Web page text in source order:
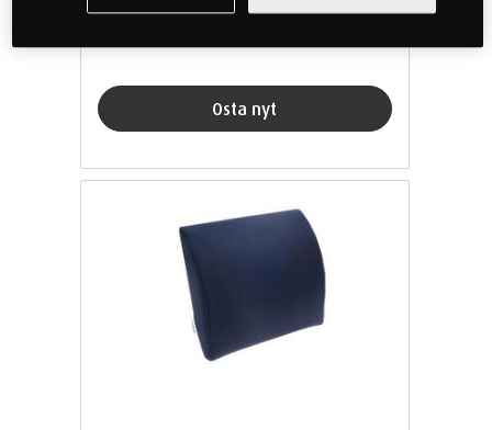
285,00 €
Osta nyt